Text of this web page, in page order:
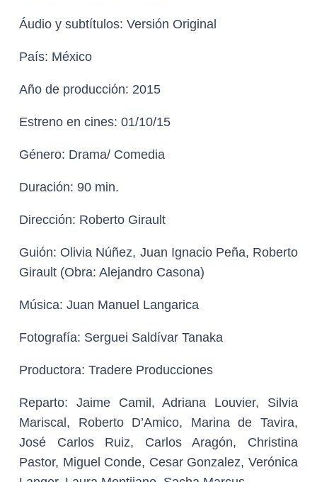
Áudio y subtítulos: Versión Original
País: México
Año de producción: 2015
Estreno en cines: 01/10/15
Género: Drama/ Comedia
Duración: 90 min.
Dirección: Roberto Girault
Guión: Olivia Núñez, Juan Ignacio Peña, Roberto
Girault (Obra: Alejandro Casona)
Música: Juan Manuel Langarica
Fotografía: Serguei Saldívar Tanaka
Productora: Tradere Producciones
Reparto: Jaime Camil, Adriana Louvier, Silvia
Mariscal, Roberto D’Amico, Marina de Tavira,
José Carlos Ruiz, Carlos Aragón, Christina
Pastor, Miguel Conde, Cesar Gonzalez, Verónica